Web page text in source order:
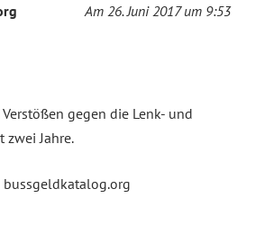
Am 26. Juni 2017 um 9:53
gegen die Lenk- und
zwei Jahre.